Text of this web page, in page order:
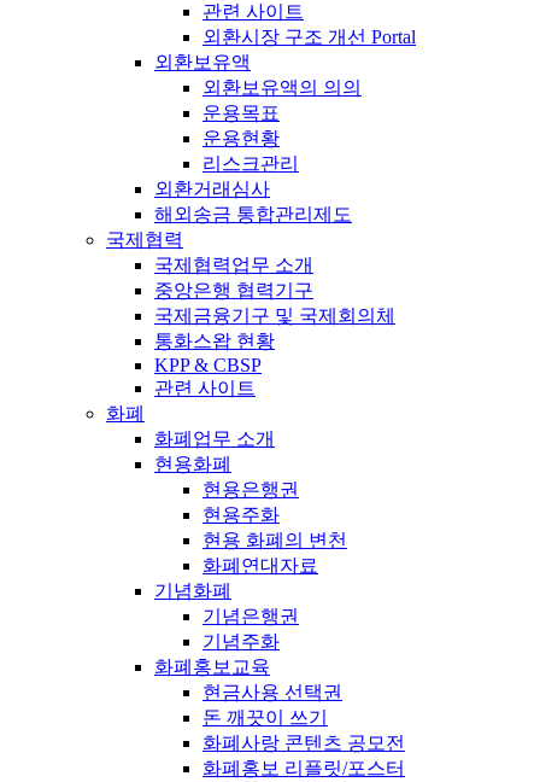
관련 사이트
외환시장 구조 개선 Portal
외환보유액
외환보유액의 의의
운용목표
운용현황
리스크관리
외환거래심사
해외송금 통합관리제도
국제협력
국제협력업무 소개
중앙은행 협력기구
국제금융기구 및 국제회의체
통화스왑 현황
KPP & CBSP
관련 사이트
화폐
화폐업무 소개
현용화폐
현용은행권
현용주화
현용 화폐의 변천
화폐연대자료
기념화폐
기념은행권
기념주화
화폐홍보교육
현금사용 선택권
돈 깨끗이 쓰기
화폐사랑 콘텐츠 공모전
화폐홍보 리플릿/포스터